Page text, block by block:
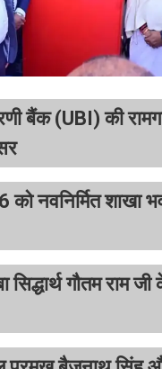
बैंक (UBI) की
को नवनिर्मित शाखा
सिद्धार्थ गौतम राम